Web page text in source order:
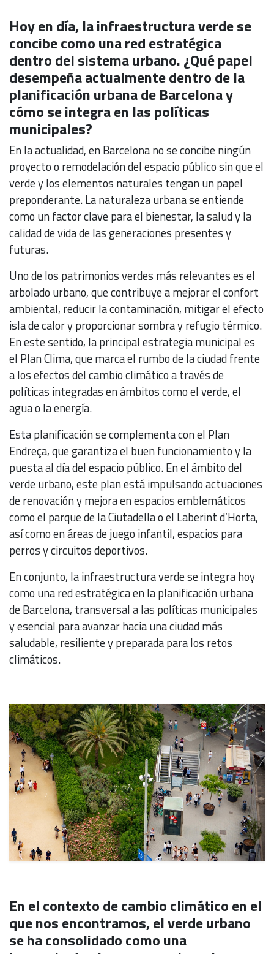
Hoy en día, la infraestructura verde se
concibe como una red estratégica
dentro del sistema urbano. ¿Qué papel
desempeña actualmente dentro de la
planificación urbana de Barcelona y
cómo se integra en las políticas
municipales?
En la actualidad, en Barcelona no se concibe ningún
proyecto o remodelación del espacio público sin que el
verde y los elementos naturales tengan un papel
preponderante. La naturaleza urbana se entiende
como un factor clave para el bienestar, la salud y la
calidad de vida de las generaciones presentes y
futuras.
Uno de los patrimonios verdes más relevantes es el
arbolado urbano, que contribuye a mejorar el confort
ambiental, reducir la contaminación, mitigar el efecto
isla de calor y proporcionar sombra y refugio térmico.
En este sentido, la principal estrategia municipal es
el Plan Clima, que marca el rumbo de la ciudad frente
a los efectos del cambio climático a través de
políticas integradas en ámbitos como el verde, el
agua o la energía.
Esta planificación se complementa con el Plan
Endreça, que garantiza el buen funcionamiento y la
puesta al día del espacio público. En el ámbito del
verde urbano, este plan está impulsando actuaciones
de renovación y mejora en espacios emblemáticos
como el parque de la Ciutadella o el Laberint d’Horta,
así como en áreas de juego infantil, espacios para
perros y circuitos deportivos.
En conjunto, la infraestructura verde se integra hoy
como una red estratégica en la planificación urbana
de Barcelona, transversal a las políticas municipales
y esencial para avanzar hacia una ciudad más
saludable, resiliente y preparada para los retos
climáticos.
En el contexto de cambio climático en el
que nos encontramos, el verde urbano
se ha consolidado como una